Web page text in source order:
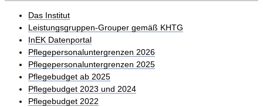
Das Institut
Leistungsgruppen-Grouper gemäß KHTG
InEK Datenportal
Pflegepersonaluntergrenzen 2026
Pflegepersonaluntergrenzen 2025
Pflegebudget ab 2025
Pflegebudget 2023 und 2024
Pflegebudget 2022